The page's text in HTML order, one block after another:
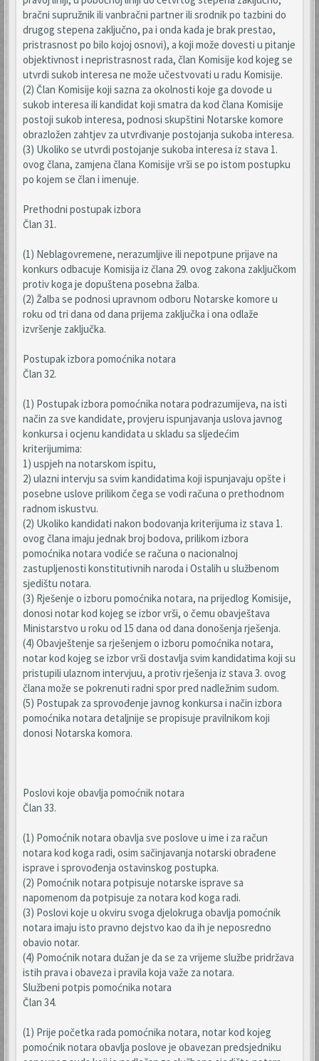
bračni supružnik ili vanbračni partner ili srodnik po tazbini do
drugog stepena zaključno, pa i onda kada je brak prestao,
pristrasnost po bilo kojoj osnovi), a koji može dovesti u pitanje
objektivnost i nepristrasnost rada, član Komisije kod kojeg se
utvrdi sukob interesa ne može učestvovati u radu Komisije.
(2) Član Komisije koji sazna za okolnosti koje ga dovode u
sukob interesa ili kandidat koji smatra da kod člana Komisije
postoji sukob interesa, podnosi skupštini Notarske komore
obrazložen zahtjev za utvrđivanje postojanja sukoba interesa.
(3) Ukoliko se utvrdi postojanje sukoba interesa iz stava 1.
ovog člana, zamjena člana Komisije vrši se po istom postupku
po kojem se član i imenuje.
Prethodni postupak izbora
Član 31.
(1) Neblagovremene, nerazumljive ili nepotpune prijave na
konkurs odbacuje Komisija iz člana 29. ovog zakona zaključkom
protiv koga je dopuštena posebna žalba.
(2) Žalba se podnosi upravnom odboru Notarske komore u
roku od tri dana od dana prijema zaključka i ona odlaže
izvršenje zaključka.
Postupak izbora pomoćnika notara
Član 32.
(1) Postupak izbora pomoćnika notara podrazumijeva, na isti
način za sve kandidate, provjeru ispunjavanja uslova javnog
konkursa i ocjenu kandidata u skladu sa sljedećim
kriterijumima:
1) uspjeh na notarskom ispitu,
2) ulazni intervju sa svim kandidatima koji ispunjavaju opšte i
posebne uslove prilikom čega se vodi računa o prethodnom
radnom iskustvu.
(2) Ukoliko kandidati nakon bodovanja kriterijuma iz stava 1.
ovog člana imaju jednak broj bodova, prilikom izbora
pomoćnika notara vodiće se računa o nacionalnoj
zastupljenosti konstitutivnih naroda i Ostalih u službenom
sjedištu notara.
(3) Rješenje o izboru pomoćnika notara, na prijedlog Komisije,
donosi notar kod kojeg se izbor vrši, o čemu obavještava
Ministarstvo u roku od 15 dana od dana donošenja rješenja.
(4) Obavještenje sa rješenjem o izboru pomoćnika notara,
notar kod kojeg se izbor vrši dostavlja svim kandidatima koji su
pristupili ulaznom intervjuu, a protiv rješenja iz stava 3. ovog
člana može se pokrenuti radni spor pred nadležnim sudom.
(5) Postupak za sprovođenje javnog konkursa i način izbora
pomoćnika notara detaljnije se propisuje pravilnikom koji
donosi Notarska komora.
Poslovi koje obavlja pomoćnik notara
Član 33.
(1) Pomoćnik notara obavlja sve poslove u ime i za račun
notara kod koga radi, osim sačinjavanja notarski obrađene
isprave i sprovođenja ostavinskog postupka.
(2) Pomoćnik notara potpisuje notarske isprave sa
napomenom da potpisuje za notara kod koga radi.
(3) Poslovi koje u okviru svoga djelokruga obavlja pomoćnik
notara imaju isto pravno dejstvo kao da ih je neposredno
obavio notar.
(4) Pomoćnik notara dužan je da se za vrijeme službe pridržava
istih prava i obaveza i pravila koja važe za notara.
Službeni potpis pomoćnika notara
Član 34.
(1) Prije početka rada pomoćnika notara, notar kod kojeg
pomoćnik notara obavlja poslove je obavezan predsjedniku